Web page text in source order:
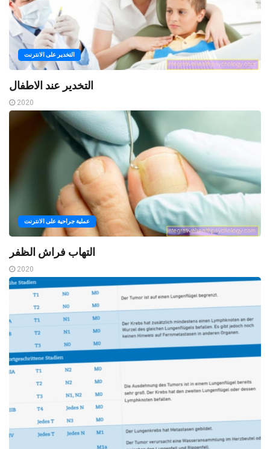
التخدير على الانترنت
التخدير عند الاطفال
2020
عملية جراحية على الانترنت
التهاب فراش الظفر
2020